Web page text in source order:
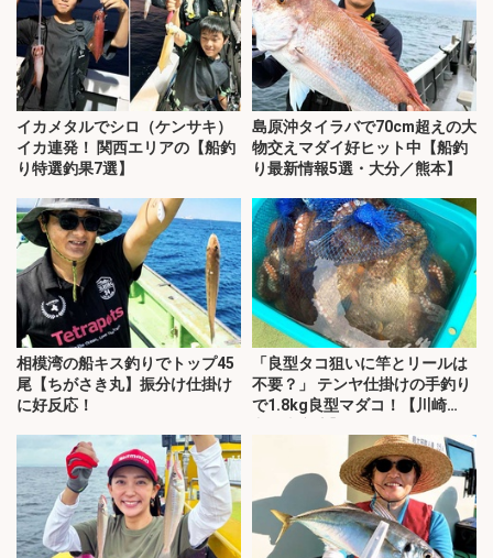
イカメタルでシロ（ケンサキ）
イカ連発！ 関西エリアの【船釣
り特選釣果7選】
島原沖タイラバで70cm超えの大
物交えマダイ好ヒット中【船釣
り最新情報5選・大分／熊本】
相模湾の船キス釣りでトップ45
尾【ちがさき丸】振分け仕掛け
に好反応！
「良型タコ狙いに竿とリールは
不要？」 テンヤ仕掛けの手釣り
で1.8kg良型マダコ！【川崎